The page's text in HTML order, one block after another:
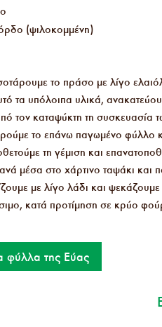
(ψιλοκομμένη)
το πράσο με λίγο
τα υπόλοιπα υλικά,
τον καταψύκτη τη συσκευασία
το επάνω παγωμένο φύλλο
τη γέμιση και
μέσα στο χάρτινο ταψάκι και
με λίγο λάδι και
κατά προτίμηση σε κρύο
φύλλα της Εύας